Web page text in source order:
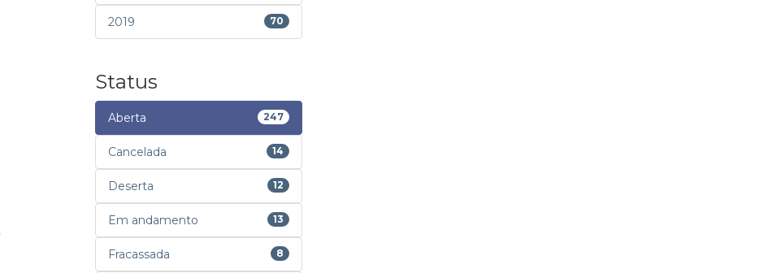
2019 70
Status
Aberta 247
Cancelada 14
Deserta 12
Em andamento 13
Fracassada 8